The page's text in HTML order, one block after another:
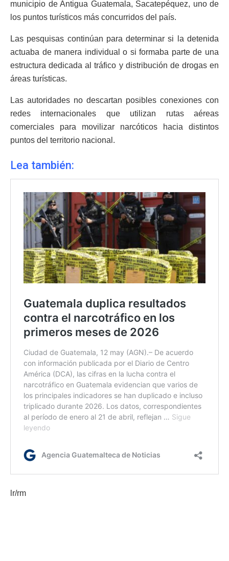
municipio de Antigua Guatemala, Sacatepéquez, uno de
los puntos turísticos más concurridos del país.
Las pesquisas continúan para determinar si la detenida
actuaba de manera individual o si formaba parte de una
estructura dedicada al tráfico y distribución de drogas en
áreas turísticas.
Las autoridades no descartan posibles conexiones con
redes internacionales que utilizan rutas aéreas
comerciales para movilizar narcóticos hacia distintos
puntos del territorio nacional.
Lea también:
lr/rm